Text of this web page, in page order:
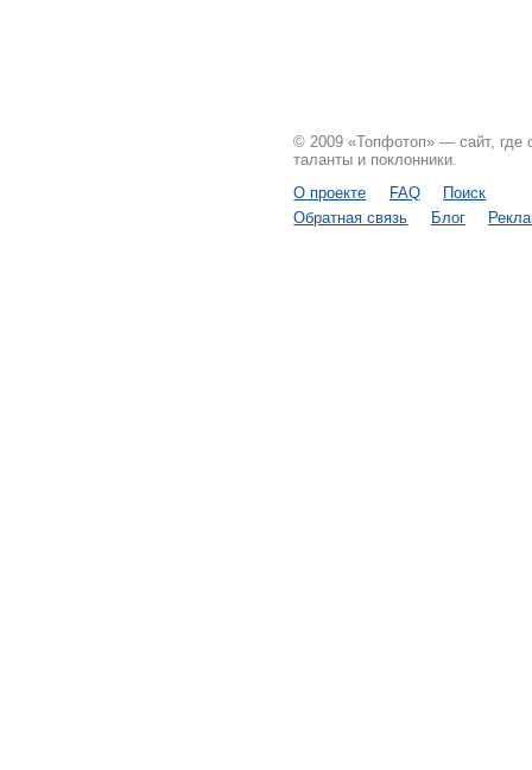
© 2009 «Топфотоп» — сайт, где
таланты и поклонники.
О проекте
FAQ
Поиск
Обратная связь
Блог